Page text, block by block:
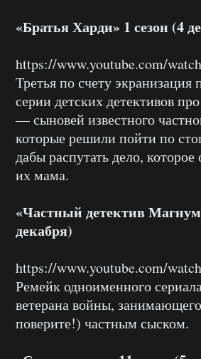
«Братья Харди» 1 сезон (4
https://www.youtube.com/
Третья по счету экранизация
серии детских детективов
— сыновей известного
которые решили пойти по
дабы распутать дело, которое
их мама.
«Частный детектив
декабря)
https://www.youtube.com/
Ремейк одноименного
ветерана войны,
поверите!) частным сыском.